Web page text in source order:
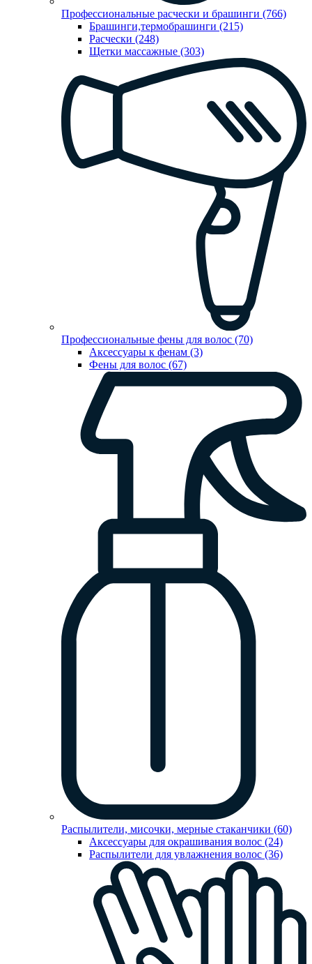
Профессиональные расчески и брашинги (766)
Брашинги,термобрашинги (215)
Расчески (248)
Щетки массажные (303)
Профессиональные фены для волос (70)
Аксессуары к фенам (3)
Фены для волос (67)
Распылители, мисочки, мерные стаканчики (60)
Аксессуары для окрашивания волос (24)
Распылители для увлажнения волос (36)